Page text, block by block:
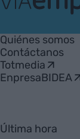
Empresa
Quiénes somos
Contáctanos
Totmedia
EnpresaBIDEA
Última hora